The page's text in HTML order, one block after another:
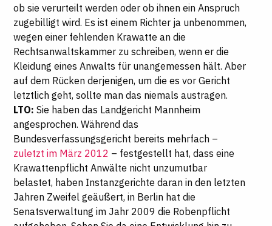
ob sie verurteilt werden oder ob ihnen ein Anspruch
zugebilligt wird. Es ist einem Richter ja unbenommen,
wegen einer fehlenden Krawatte an die
Rechtsanwaltskammer zu schreiben, wenn er die
Kleidung eines Anwalts für unangemessen hält. Aber
auf dem Rücken derjenigen, um die es vor Gericht
letztlich geht, sollte man das niemals austragen.
LTO: Sie haben das Landgericht Mannheim
angesprochen. Während das
Bundesverfassungsgericht bereits mehrfach –
zuletzt im März 2012 – festgestellt hat, dass eine
Krawattenpflicht Anwälte nicht unzumutbar
belastet, haben Instanzgerichte daran in den letzten
Jahren Zweifel geäußert, in Berlin hat die
Senatsverwaltung im Jahr 2009 die Robenpflicht